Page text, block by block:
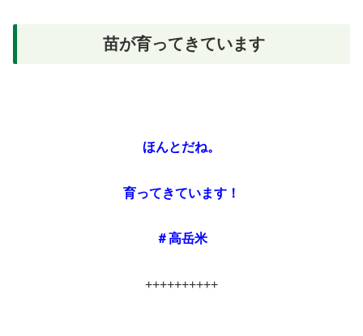
苗が育ってきています
ほんとだね。
育ってきています！
＃高岳米
++++++++++